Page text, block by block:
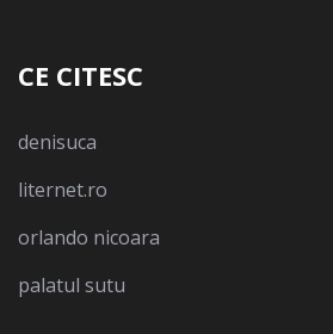
CE CITESC
denisuca
liternet.ro
orlando nicoara
palatul sutu